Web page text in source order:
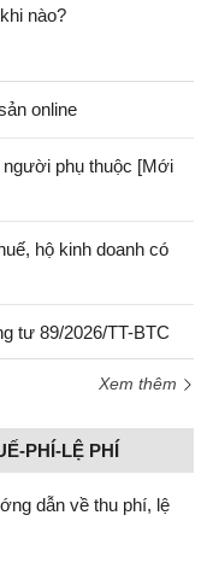
nào?
online
phụ thuộc [Mới
hộ kinh doanh có
tư 89/2026/TT-BTC
Xem thêm
PHÍ-LỆ PHÍ
dẫn về thu phí, lệ